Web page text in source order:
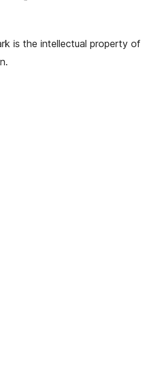
is the intellectual property of